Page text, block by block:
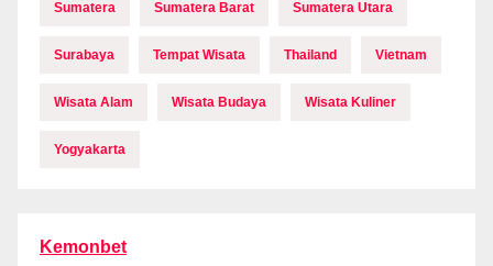
Sumatera Sumatera Barat Sumatera Utara
Surabaya Tempat Wisata Thailand Vietnam
Wisata Alam Wisata Budaya Wisata Kuliner
Yogyakarta
Kemonbet